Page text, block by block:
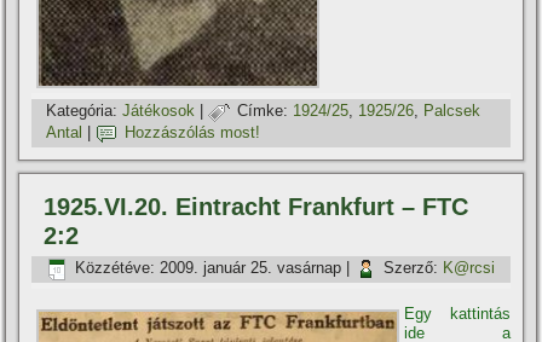
Kategória: Játékosok | Címke: 1924/25, 1925/26, Palcsek
Antal
Hozzászólás most!
1925.VI.20. Eintracht Frankfurt – FTC
2:2
Közzétéve: 2009. január 25. vasárnap Szerző: K@rcsi
Egy kattintás
ide a